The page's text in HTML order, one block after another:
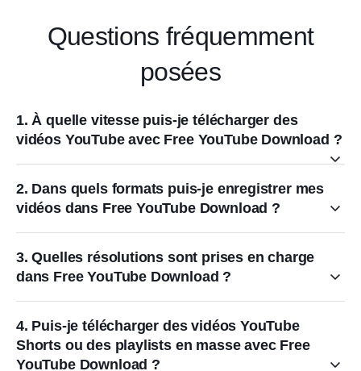
Questions fréquemment
posées
1. À quelle vitesse puis-je télécharger des
vidéos YouTube avec Free YouTube Download ?
2. Dans quels formats puis-je enregistrer mes
vidéos dans Free YouTube Download ?
3. Quelles résolutions sont prises en charge
dans Free YouTube Download ?
4. Puis-je télécharger des vidéos YouTube
Shorts ou des playlists en masse avec Free
YouTube Download ?